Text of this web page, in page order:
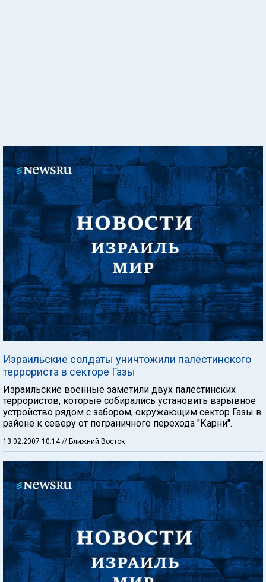
Израильские солдаты уничтожили палестинского
террориста в секторе Газы
Израильские военные заметили двух палестинских
террористов, которые собирались установить взрывное
устройство рядом с забором, окружающим сектор Газы в
районе к северу от пограничного перехода "Карни".
13.02.2007 10:14 // Ближний Восток